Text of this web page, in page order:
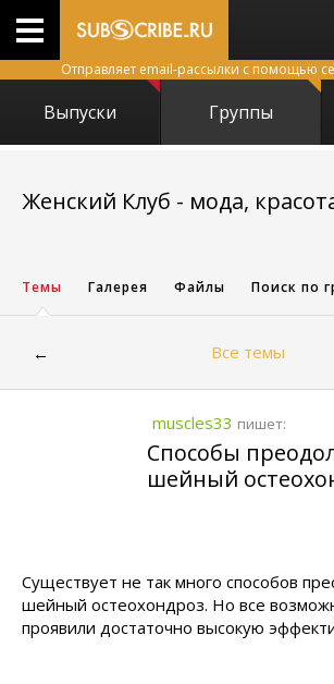
Отправляет email-рассылки с помощью
Выпуски Группы
Женский Клуб - мода,
Темы Галерея Файлы Поиск по
← Все темы
muscles33 пишет:
Способы
шейный
Существует не так много способов
шейный остеохондроз. Но все
проявили достаточно высокую